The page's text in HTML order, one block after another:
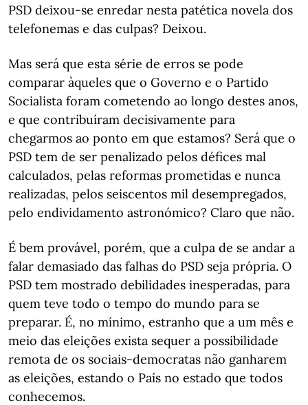
PSD deixou-se enredar nesta patética novela dos
telefonemas e das culpas? Deixou.
Mas será que esta série de erros se pode
comparar àqueles que o Governo e o Partido
Socialista foram cometendo ao longo destes anos,
e que contribuíram decisivamente para
chegarmos ao ponto em que estamos? Será que o
PSD tem de ser penalizado pelos défices mal
calculados, pelas reformas prometidas e nunca
realizadas, pelos seiscentos mil desempregados,
pelo endividamento astronómico? Claro que não.
É bem provável, porém, que a culpa de se andar a
falar demasiado das falhas do PSD seja própria. O
PSD tem mostrado debilidades inesperadas, para
quem teve todo o tempo do mundo para se
preparar. É, no mínimo, estranho que a um mês e
meio das eleições exista sequer a possibilidade
remota de os sociais-democratas não ganharem
as eleições, estando o País no estado que todos
conhecemos.